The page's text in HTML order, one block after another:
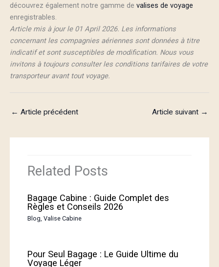
découvrez également notre gamme de valises de voyage
enregistrables.
Article mis à jour le 01 April 2026. Les informations
concernant les compagnies aériennes sont données à titre
indicatif et sont susceptibles de modification. Nous vous
invitons à toujours consulter les conditions tarifaires de votre
transporteur avant tout voyage.
← Article précédent Article suivant →
Related Posts
Bagage Cabine : Guide Complet des
Règles et Conseils 2026
Blog,Valise Cabine
Pour Seul Bagage : Le Guide Ultime du
Voyage Léger